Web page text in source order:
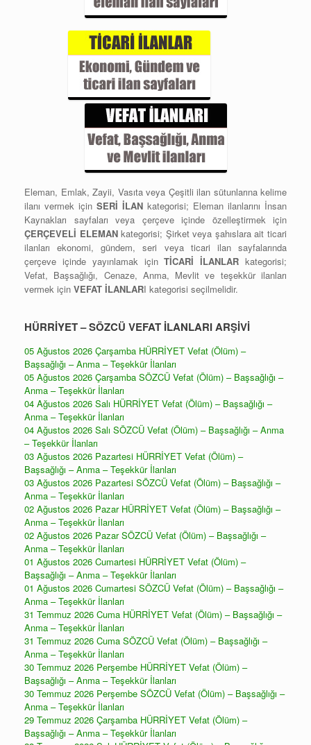
Eleman, Emlak, Zayii, Vasıta veya Çeşitli ilan sütunlarına kelime
ilanı vermek için SERİ İLAN kategorisi; Eleman ilanlarını İnsan
Kaynakları sayfaları veya çerçeve içinde özelleştirmek için
ÇERÇEVELİ ELEMANkategorisi; Şirket veya şahıslara ait ticari
ilanları ekonomi, gündem, seri veya ticari ilan sayfalarında
çerçeve içinde yayınlamak içinTİCARİ İLANLAR kategorisi;
Vefat, Başsağlığı, Cenaze, Anma, Mevlit ve teşekkür ilanları
vermek için VEFAT İLANLARI kategorisi seçilmelidir.
HÜRRİYET – SÖZCÜ VEFAT İLANLARI ARŞİVİ
05 Ağustos 2026 Çarşamba HÜRRİYET Vefat (Ölüm) –
Başsağlığı – Anma – Teşekkür İlanları
05 Ağustos 2026 Çarşamba SÖZCÜ Vefat (Ölüm) – Başsağlığı –
Anma – Teşekkür İlanları
04 Ağustos 2026 Salı HÜRRİYET Vefat (Ölüm) – Başsağlığı –
Anma – Teşekkür İlanları
04 Ağustos 2026 Salı SÖZCÜ Vefat (Ölüm) – Başsağlığı – Anma
– Teşekkür İlanları
03 Ağustos 2026 Pazartesi HÜRRİYET Vefat (Ölüm) –
Başsağlığı – Anma – Teşekkür İlanları
03 Ağustos 2026 Pazartesi SÖZCÜ Vefat (Ölüm) – Başsağlığı –
Anma – Teşekkür İlanları
02 Ağustos 2026 Pazar HÜRRİYET Vefat (Ölüm) – Başsağlığı –
Anma – Teşekkür İlanları
02 Ağustos 2026 Pazar SÖZCÜ Vefat (Ölüm) – Başsağlığı –
Anma – Teşekkür İlanları
01 Ağustos 2026 Cumartesi HÜRRİYET Vefat (Ölüm) –
Başsağlığı – Anma – Teşekkür İlanları
01 Ağustos 2026 Cumartesi SÖZCÜ Vefat (Ölüm) – Başsağlığı –
Anma – Teşekkür İlanları
31 Temmuz 2026 Cuma HÜRRİYET Vefat (Ölüm) – Başsağlığı –
Anma – Teşekkür İlanları
31 Temmuz 2026 Cuma SÖZCÜ Vefat (Ölüm) – Başsağlığı –
Anma – Teşekkür İlanları
30 Temmuz 2026 Perşembe HÜRRİYET Vefat (Ölüm) –
Başsağlığı – Anma – Teşekkür İlanları
30 Temmuz 2026 Perşembe SÖZCÜ Vefat (Ölüm) – Başsağlığı –
Anma – Teşekkür İlanları
29 Temmuz 2026 Çarşamba HÜRRİYET Vefat (Ölüm) –
Başsağlığı – Anma – Teşekkür İlanları